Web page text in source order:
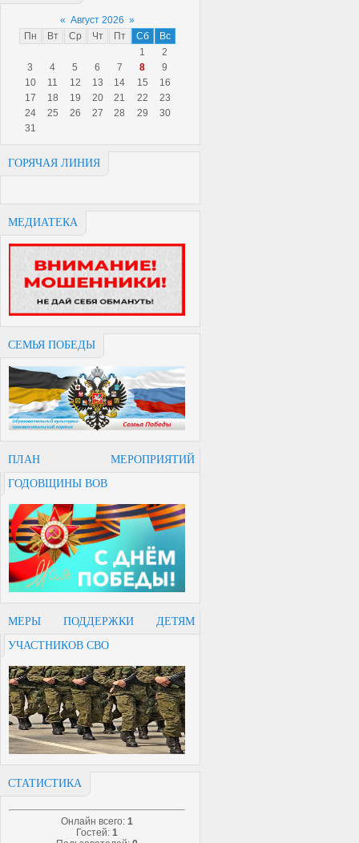
« Август 2026 »
Пн
Вт Ср Чт Пт Сб
Вс
1
2
3
4 5 6 7 8
9
10
11 12 13 14 15
16
17
18 19 20 21 22
23
24
25 26 27 28 29
30
31
ГОРЯЧАЯ ЛИНИЯ
МЕДИАТЕКА
СЕМЬЯ ПОБЕДЫ
ПЛАН МЕРОПРИЯТИЙ
ГОДОВЩИНЫ ВОВ
МЕРЫ ПОДДЕРЖКИ ДЕТЯМ
УЧАСТНИКОВ СВО
СТАТИСТИКА
Онлайн всего: 1
Гостей: 1